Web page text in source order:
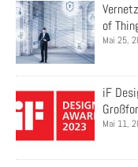
of
Mai 25,
iF
Mai 11,